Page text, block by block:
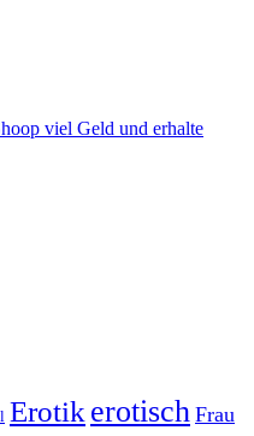
viel Geld und erhalte
Erotik erotisch Frau